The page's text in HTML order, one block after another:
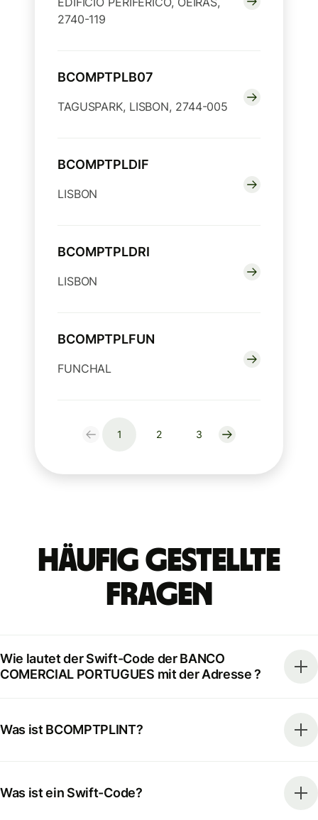
2740-119
BCOMPTPLB07
TAGUSPARK, LISBON, 2744-005
BCOMPTPLDIF
LISBON
BCOMPTPLDRI
LISBON
BCOMPTPLFUN
FUNCHAL
1 2 3
Häufig gestellte
Fragen
Wie lautet der Swift-Code der BANCO
COMERCIAL PORTUGUES mit der Adresse ?
Was ist BCOMPTPLINT?
Was ist ein Swift-Code?